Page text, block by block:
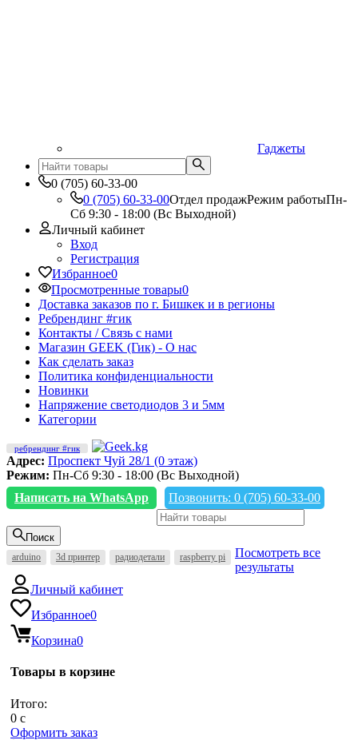
Гаджеты
0 (705) 60-33-00
0 (705) 60-33-00Отдел продажРежим работыПн-
Сб 9:30 - 18:00 (Вс Выходной)
Личный кабинет
Вход
Регистрация
Избранное0
Просмотренные товары0
Доставка заказов по г. Бишкек и в регионы
Ребрендинг #гик
Контакты / Связь с нами
Магазин GEEK (Гик) - О нас
Как сделать заказ
Политика конфиденциальности
Новинки
Напряжение светодиодов 3 и 5мм
Категории
ребрендинг #гик
Адрес: Проспект Чуй 28/1 (0 этаж)
Режим: Пн-Сб 9:30 - 18:00 (Вс Выходной)
Написать на WhatsApp
Позвонить: 0 (705) 60-33-00
Поиск
arduino 3d принтер радиодетали raspberry pi
Посмотреть все
результаты
Личный кабинет
Избранное0
Корзина0
Товары в корзине
Итого:
0 c
Оформить заказ